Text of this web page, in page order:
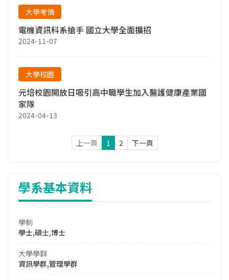
大學考情
電機資訊科系搶手 國立大學全面擴招
2024-11-07
大學校園
元培校園開放日吸引高中職學生加入醫護健康產業國
家隊
2024-04-13
上一頁 1 2 下一頁
學系基本資料
學制
學士,碩士,博士
大學學群
資訊學群,管理學群